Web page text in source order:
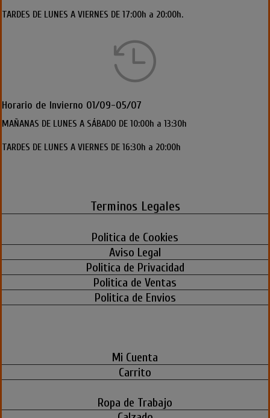
TARDES DE LUNES A VIERNES DE 17:00h a 20:00h.

Horario de Invierno 01/09-05/07
MAÑANAS DE LUNES A SÁBADO DE 10:00h a 13:30h
TARDES DE LUNES A VIERNES DE 16:30h a 20:00h
Terminos Legales
Politica de Cookies
Aviso Legal
Politica de Privacidad
Politica de Ventas
Politica de Envios
Mi Cuenta
Carrito
Ropa de Trabajo